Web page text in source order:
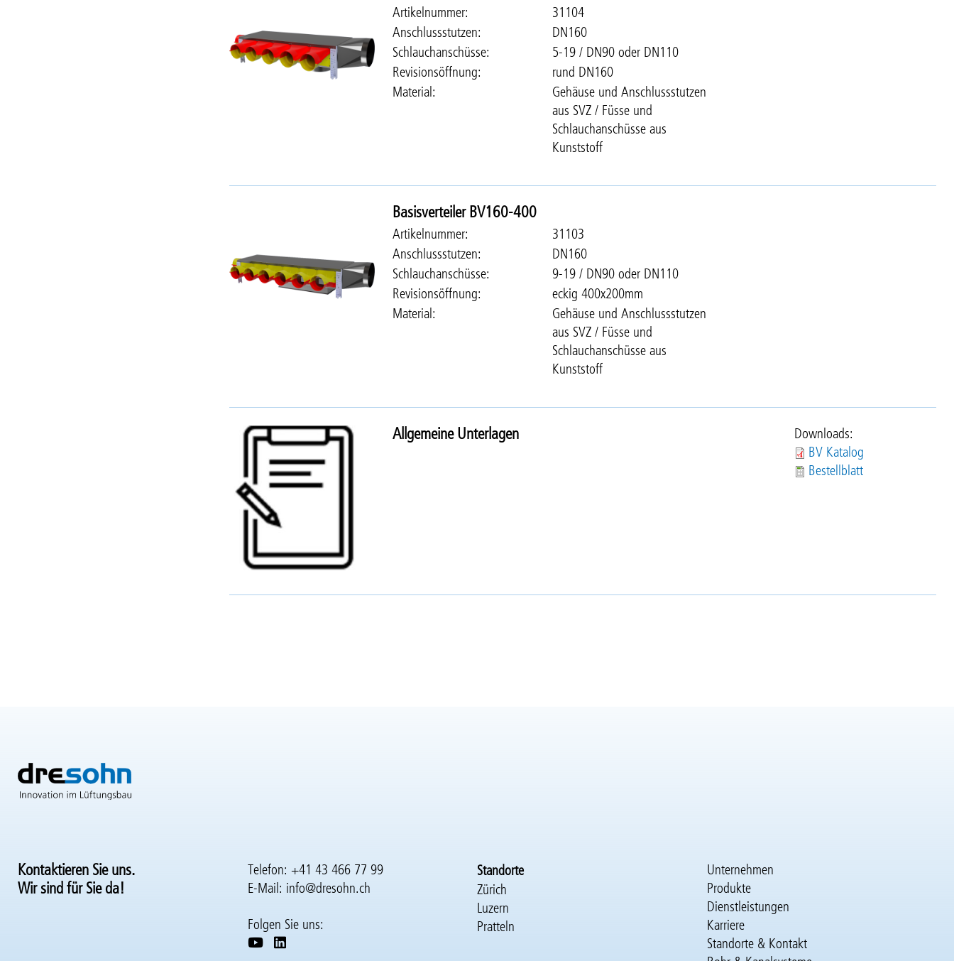
Artikelnummer
31104
Anschlussstutzen
DN160
Schlauchanschüsse
5-19 / DN90 oder DN110
Revisionsöffnung
rund DN160
Material
Gehäuse und Anschlussstutzen
aus SVZ / Füsse und
Schlauchanschüsse aus
Kunststoff
Basisverteiler BV160-400
Artikelnummer
31103
Anschlussstutzen
DN160
Schlauchanschüsse
9-19 / DN90 oder DN110
Revisionsöffnung
eckig 400x200mm
Material
Gehäuse und Anschlussstutzen
aus SVZ / Füsse und
Schlauchanschüsse aus
Kunststoff
Allgemeine Unterlagen
Downloads:
BV Katalog
Bestellblatt
Kontaktieren Sie uns.
Wir sind für Sie da!
Telefon: +41 43 466 77 99
E-Mail: info@dresohn.ch
Folgen Sie uns:
Standorte
Zürich
Luzern
Pratteln
Hauptnavigation
Unternehmen
Produkte
Dienstleistungen
Karriere
Standorte & Kontakt